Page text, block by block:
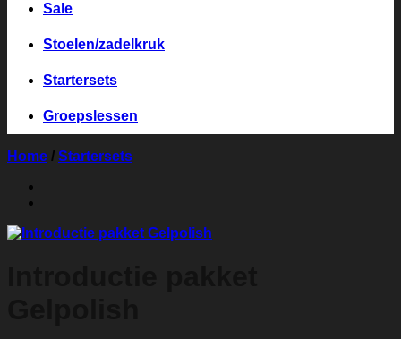
Sale
Stoelen/zadelkruk
Startersets
Groepslessen
Home / Startersets